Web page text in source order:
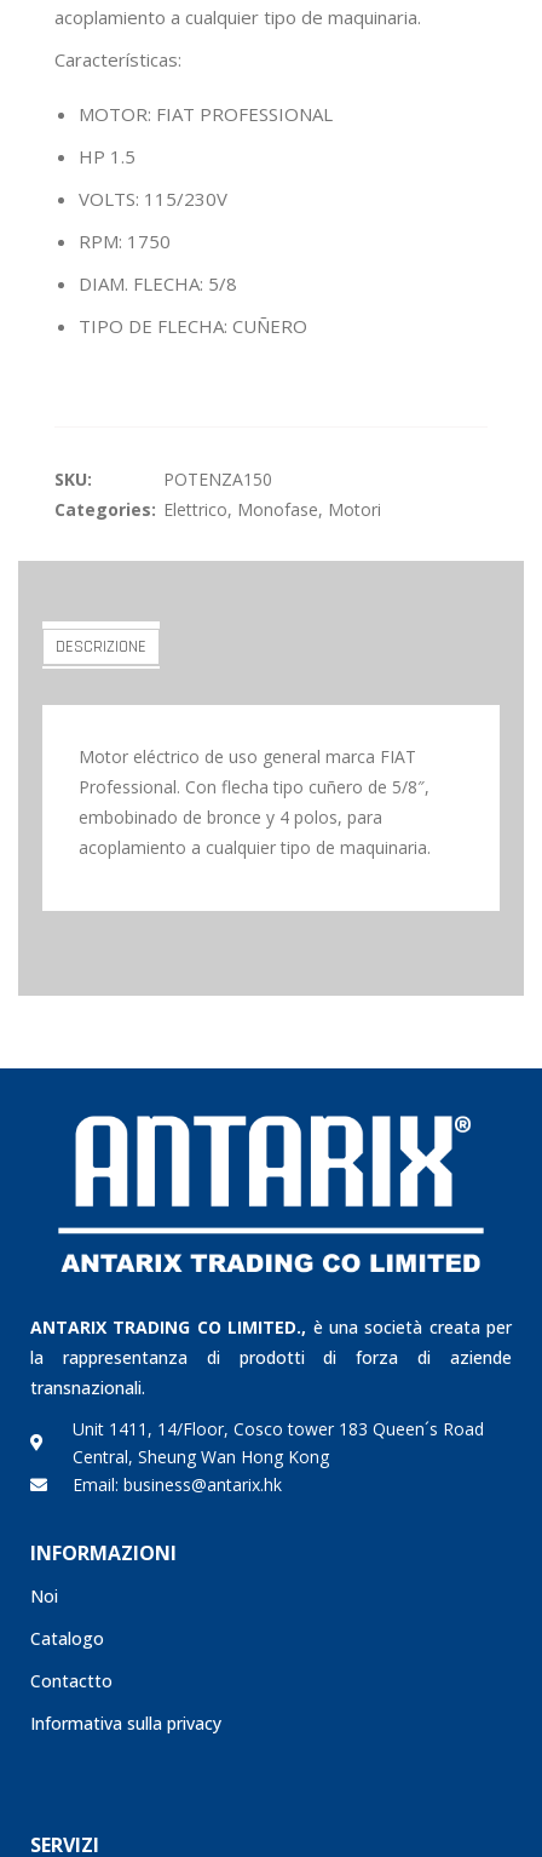
acoplamiento a cualquier tipo de maquinaria.
Características:
MOTOR: FIAT PROFESSIONAL
HP 1.5
VOLTS: 115/230V
RPM: 1750
DIAM. FLECHA: 5/8
TIPO DE FLECHA: CUÑERO
SKU:
POTENZA150
Categories: Elettrico, Monofase, Motori
DESCRIZIONE
Motor eléctrico de uso general marca FIAT
Professional. Con flecha tipo cuñero de 5/8″,
embobinado de bronce y 4 polos, para
acoplamiento a cualquier tipo de maquinaria.
ANTARIX TRADING CO LIMITED., è una società creata per
la rappresentanza di prodotti di forza di aziende
transnazionali.
Unit 1411, 14/Floor, Cosco tower 183 Queen´s Road
Central, Sheung Wan Hong Kong
Email: business@antarix.hk
INFORMAZIONI
Noi
Catalogo
Contactto
Informativa sulla privacy
SERVIZI